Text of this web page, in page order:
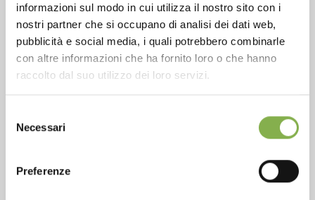
informazioni sul modo in cui utilizza il nostro sito con i
nostri partner che si occupano di analisi dei dati web,
pubblicità e social media, i quali potrebbero combinarle
con altre informazioni che ha fornito loro o che hanno
raccolto dal suo utilizzo dei loro servizi.
delNecessari
Preferenze
SERVICES